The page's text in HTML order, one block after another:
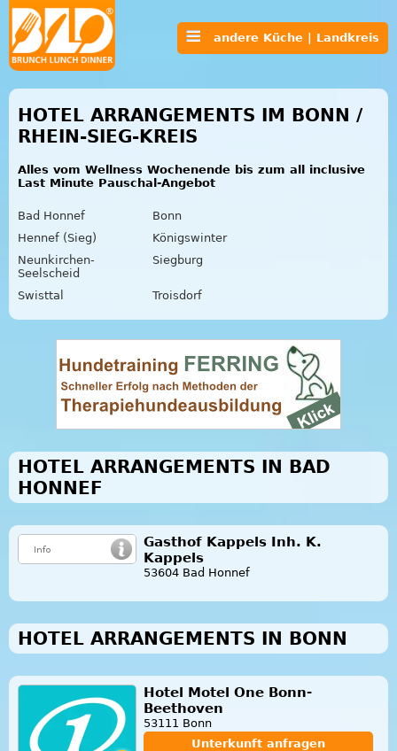
andere Küche | Landkreis
HOTEL ARRANGEMENTS IM BONN /
RHEIN-SIEG-KREIS
Alles vom Wellness Wochenende bis zum all inclusive
Last Minute Pauschal-Angebot
Bad Honnef
Bonn
Hennef (Sieg)
Königswinter
Neunkirchen-
Seelscheid
Siegburg
Swisttal Troisdorf
HOTEL ARRANGEMENTS IN BAD
HONNEF
Gasthof Kappels Inh. K.
Kappels
53604 Bad Honnef
HOTEL ARRANGEMENTS IN BONN
Hotel Motel One Bonn-
Beethoven
53111 Bonn
Unterkunft anfragen